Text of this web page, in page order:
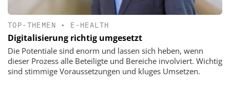
TOP-THEMEN • E-HEALTH
Digitalisierung richtig umgesetzt
Die Potentiale sind enorm und lassen sich heben, wenn
dieser Prozess alle Beteiligte und Bereiche involviert. Wichtig
sind stimmige Voraussetzungen und kluges Umsetzen.